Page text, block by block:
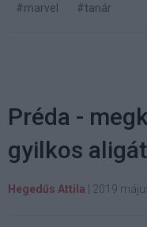
#marvel
#tanár
Préda -
gyilkos
Hegedűs Attila 2019